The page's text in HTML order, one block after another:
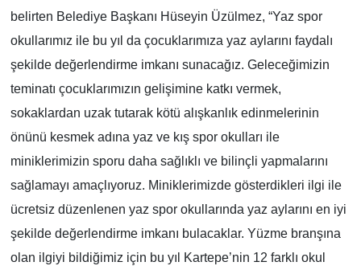
belirten Belediye Başkanı Hüseyin Üzülmez, “Yaz spor
okullarımız ile bu yıl da çocuklarımıza yaz aylarını faydalı
şekilde değerlendirme imkanı sunacağız. Geleceğimizin
teminatı çocuklarımızın gelişimine katkı vermek,
sokaklardan uzak tutarak kötü alışkanlık edinmelerinin
önünü kesmek adına yaz ve kış spor okulları ile
miniklerimizin sporu daha sağlıklı ve bilinçli yapmalarını
sağlamayı amaçlıyoruz. Miniklerimizde gösterdikleri ilgi ile
ücretsiz düzenlenen yaz spor okullarında yaz aylarını en iyi
şekilde değerlendirme imkanı bulacaklar. Yüzme branşına
olan ilgiyi bildiğimiz için bu yıl Kartepe’nin 12 farklı okul